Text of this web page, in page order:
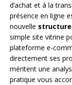
d’achat et à la
présence en ligne
nouvelle
simple site vitrine
plateforme e-
directement ses
méritent une
pratique vous